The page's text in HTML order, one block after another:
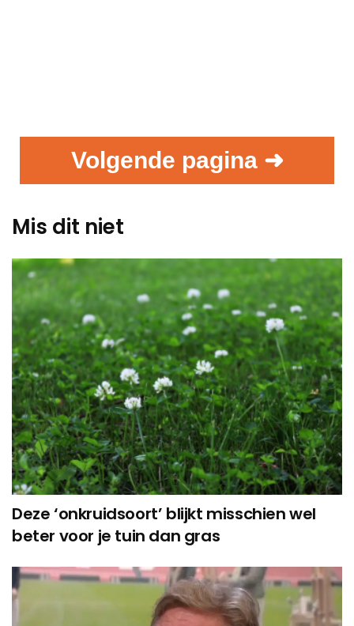
Volgende pagina ➜
Mis dit niet
Deze ‘onkruidsoort’ blijkt misschien wel
beter voor je tuin dan gras